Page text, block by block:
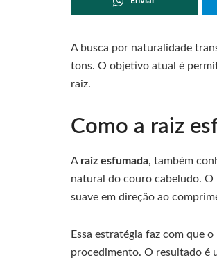
A busca por naturalidade
tons. O objetivo atual é
raiz.
Como a raiz
A raiz esfumada, também
natural do couro cabeludo.
suave em direção ao
Essa estratégia faz com que
procedimento. O resultado é